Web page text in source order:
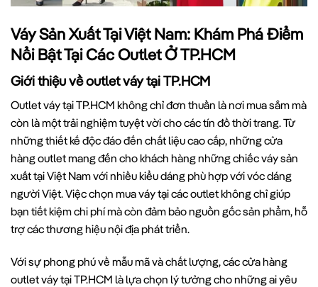
Váy Sản Xuất Tại Việt Nam: Khám Phá Điểm
Nổi Bật Tại Các Outlet Ở TP.HCM
Giới thiệu về outlet váy tại TP.HCM
Outlet váy tại TP.HCM không chỉ đơn thuần là nơi mua sắm mà
còn là một trải nghiệm tuyệt vời cho các tín đồ thời trang. Từ
những thiết kế độc đáo đến chất liệu cao cấp, những cửa
hàng outlet mang đến cho khách hàng những chiếc váy sản
xuất tại Việt Nam với nhiều kiểu dáng phù hợp với vóc dáng
người Việt. Việc chọn mua váy tại các outlet không chỉ giúp
bạn tiết kiệm chi phí mà còn đảm bảo nguồn gốc sản phẩm, hỗ
trợ các thương hiệu nội địa phát triển.
Với sự phong phú về mẫu mã và chất lượng, các cửa hàng
outlet váy tại TP.HCM là lựa chọn lý tưởng cho những ai yêu